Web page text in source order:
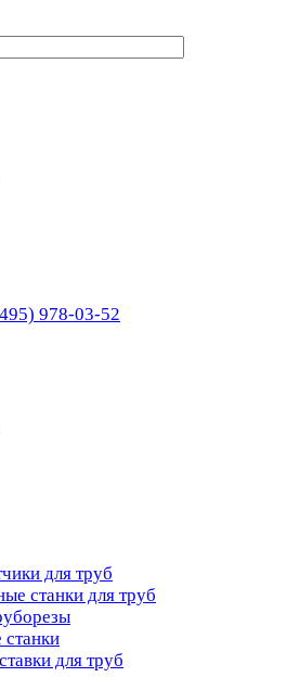
978-03-52
для труб
станки для труб
для труб